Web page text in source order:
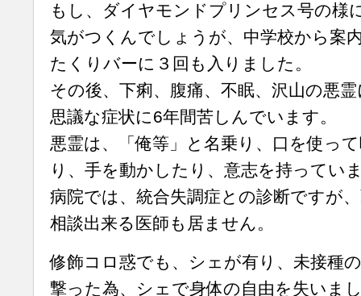
もし、ダイヤモンドプリンセス号の様
気がつくんでしょうが、中学校から案
たくりバーに３回も入りました。
その後、下痢、腹痛、不眠、沢山の悪
思議な症状に6年間苦しんでいます。
悪霊は、「俺等」と名乗り、口を使っ
り、手を動かしたり、意志を持ってい
病院では、統合失調症との診断ですが
相談出来る医師も居ません。
修飾コロ惑でも、シェが有り、未接種
撃った為、シェで身体の自由を失いま